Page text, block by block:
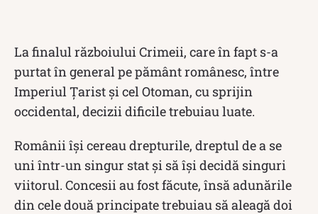
La finalul războiului Crimeii, care în fapt s-a
purtat în general pe pământ românesc, între
Imperiul Ţarist şi cel Otoman, cu sprijin
occidental, decizii dificile trebuiau luate.
Românii îşi cereau drepturile, dreptul de a se
uni într-un singur stat şi să îşi decidă singuri
viitorul. Concesii au fost făcute, însă adunările
din cele două principate trebuiau să aleagă doi